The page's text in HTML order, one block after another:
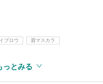
ブロウ 眉マスカラ
っとみる